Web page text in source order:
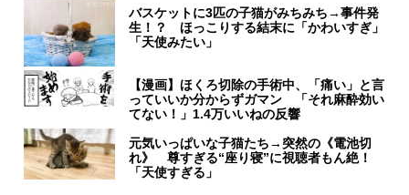
バスケットに3匹の子猫がみちみち→事件発
生！？ ほっこりする結末に「かわいすぎ」
「天使みたい」
【漫画】ほくろ切除の手術中、「痛い」と言
っていいか分からずガマン 「それ麻酔効い
てない！」1.4万いいねの反響
元気いっぱいな子猫たち→突然の《電池切
れ》 尊すぎる“座り寝”に視聴者もん絶！
「天使すぎる」